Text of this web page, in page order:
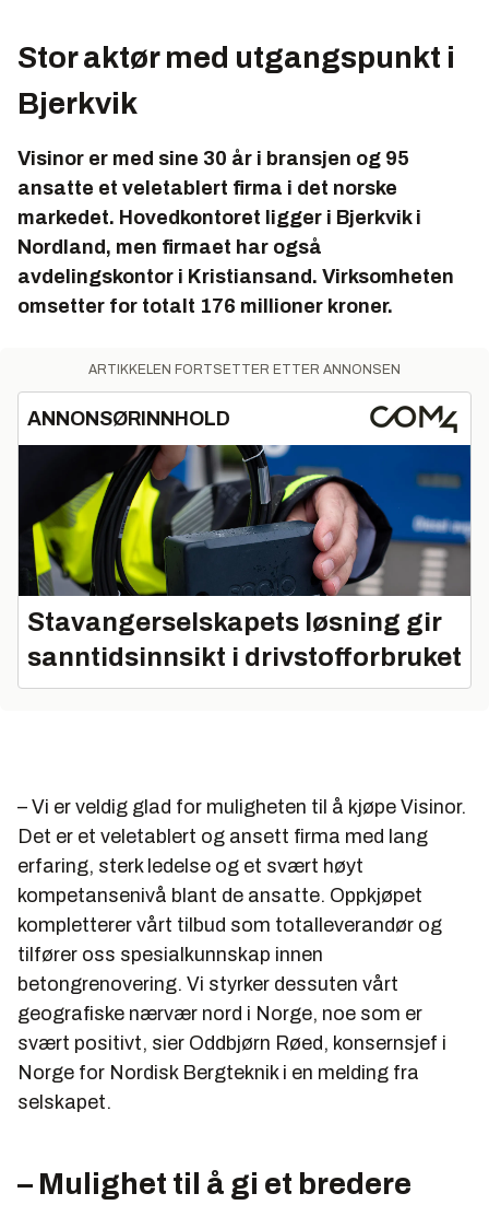
Stor aktør med utgangspunkt i
Bjerkvik
Visinor er med sine 30 år i bransjen og 95
ansatte et veletablert firma i det norske
markedet. Hovedkontoret ligger i Bjerkvik i
Nordland, men firmaet har også
avdelingskontor i Kristiansand. Virksomheten
omsetter for totalt 176 millioner kroner.
ARTIKKELEN FORTSETTER ETTER ANNONSEN
ANNONSØRINNHOLD
Stavangerselskapets løsning gir
sanntidsinnsikt i drivstofforbruket
– Vi er veldig glad for muligheten til å kjøpe Visinor.
Det er et veletablert og ansett firma med lang
erfaring, sterk ledelse og et svært høyt
kompetansenivå blant de ansatte. Oppkjøpet
kompletterer vårt tilbud som totalleverandør og
tilfører oss spesialkunnskap innen
betongrenovering. Vi styrker dessuten vårt
geografiske nærvær nord i Norge, noe som er
svært positivt, sier Oddbjørn Røed, konsernsjef i
Norge for Nordisk Bergteknik i en melding fra
selskapet.
– Mulighet til å gi et bredere